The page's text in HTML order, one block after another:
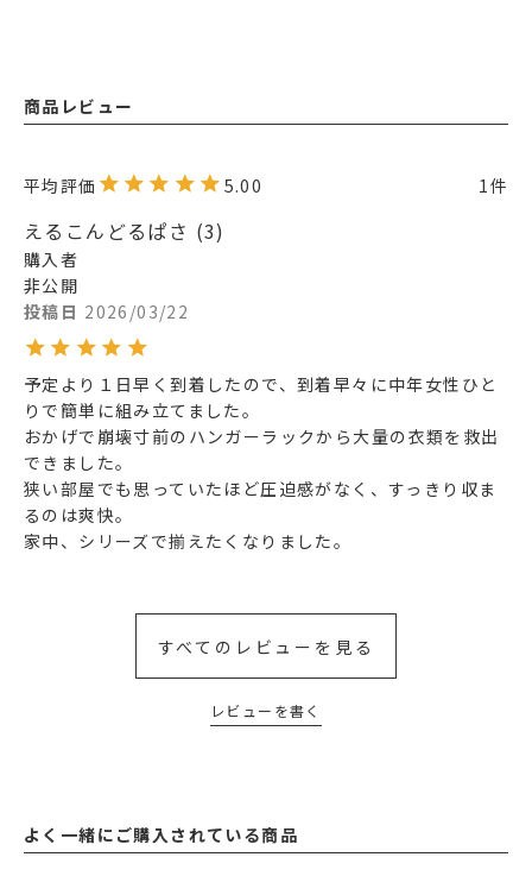
商品レビュー
5.00 1
えるこんどるぱさ 3
購入者
非公開
投稿日 2026/03/22
予定より１日早く到着したので、到着早々に中年女性ひと
りで簡単に組み立てました。
おかげで崩壊寸前のハンガーラックから大量の衣類を救出
できました。
狭い部屋でも思っていたほど圧迫感がなく、すっきり収ま
るのは爽快。
家中、シリーズで揃えたくなりました。
すべてのレビューを見る
レビューを書く
よく一緒にご購入されている商品